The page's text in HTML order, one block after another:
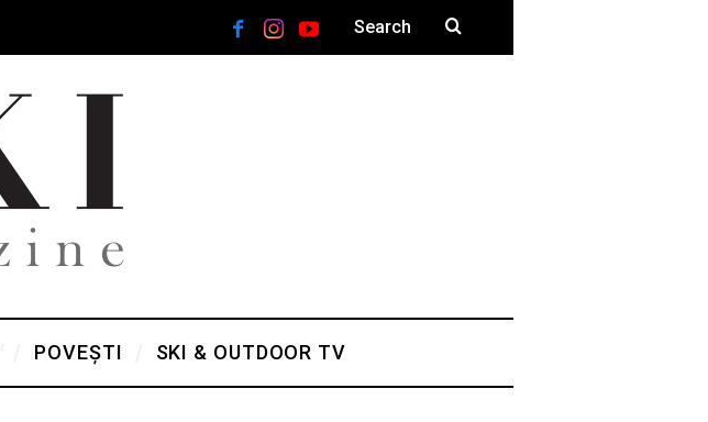
POVEȘTI SKI & OUTDOOR TV